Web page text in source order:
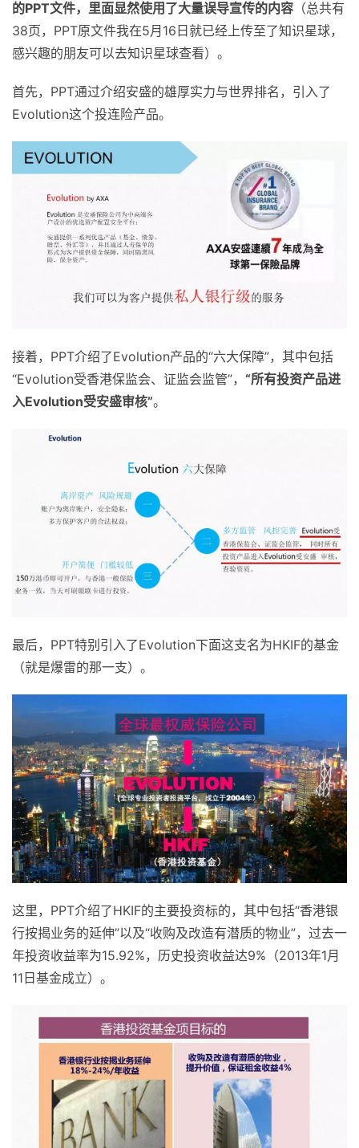
的PPT文件，里面显然使用了大量误导宣传的内容 （总共有
38页，PPT原文件我在5月16日就已经上传至了知识星球，
感兴趣的朋友可以去知识星球查看）。
首先，PPT通过介绍安盛的雄厚实力与世界排名，引入了
Evolution这个投连险产品。
接着，PPT介绍了Evolution产品的“六大保障”，其中包括
“Evolution受香港保监会、证监会监管”， “所有投资产品进
入Evolution受安盛审核”。
最后，PPT特别引入了Evolution下面这支名为HKIF的基金
（就是爆雷的那一支）。
这里，PPT介绍了HKIF的主要投资标的，其中包括“香港银
行按揭业务的延伸”以及“收购及改造有潜质的物业”，过去一
年投资收益率为15.92%，历史投资收益达9%（2013年1月
11日基金成立）。